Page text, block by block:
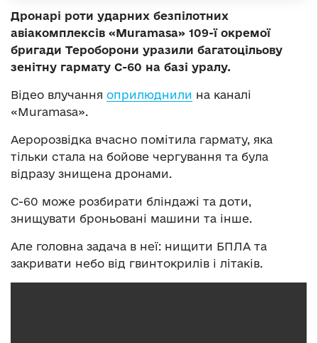
Дронарі роти ударних безпілотних
авіакомплексів «Muramasa» 109-ї окремої
бригади Тероборони уразили багатоцільову
зенітну гармату С-60 на базі уралу.
Відео влучання оприлюднили на каналі
«Muramasa».
Аеророзвідка вчасно помітила гармату, яка
тільки стала на бойове чергування та була
відразу знищена дронами.
С-60 може розбирати бліндажі та доти,
знищувати броньовані машини та інше.
Але головна задача в неї: нищити БПЛА та
закривати небо від гвинтокрилів і літаків.